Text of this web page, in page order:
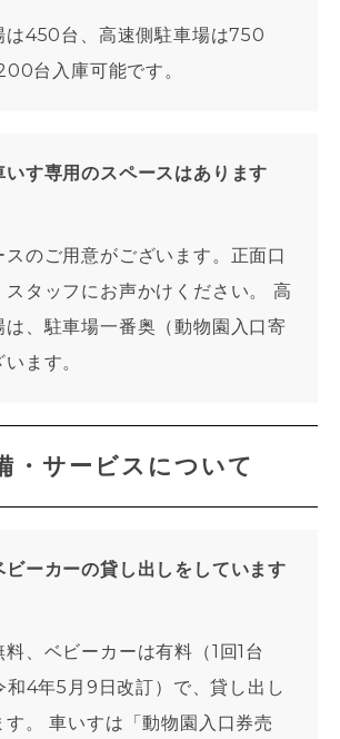
は450台、高速側駐車場は750
台入庫可能です。
いす専用のスペースはあります
スのご用意がございます。正面口
スタッフにお声かけください。 高
は、駐車場一番奥（動物園入口寄
ます。
・サービスについて
ビーカーの貸し出しをしています
、ベビーカーは有料（1回1台
4年5月9日改訂）で、貸し出し
す。 車いすは「動物園入口券売